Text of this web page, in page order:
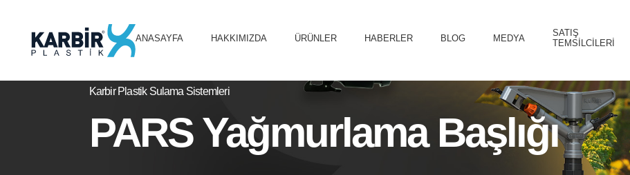
ANASAYFA HAKKIMIZDA ÜRÜNLER HABERLER BLOG MEDYA
SATIŞ
TEMSILCILERI
Karbir Plastik Sulama Sistemleri
PARS Yağmurlama Başlığı